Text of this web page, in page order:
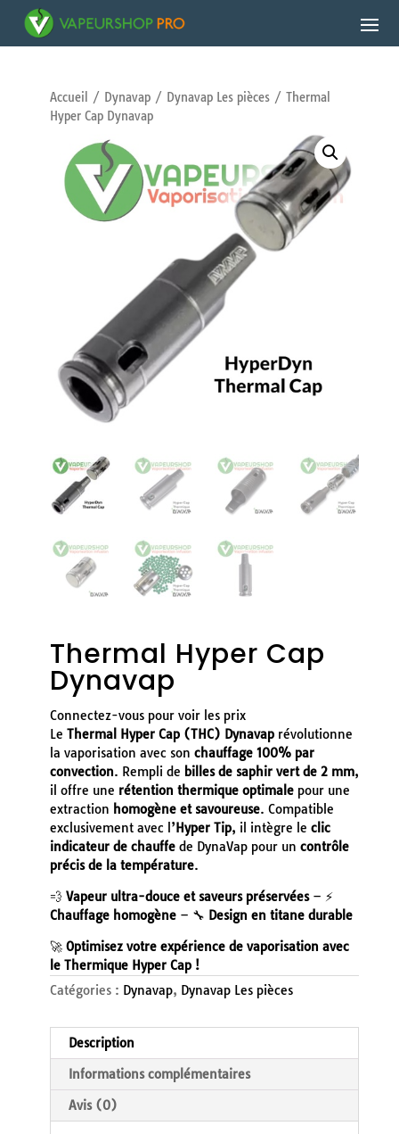
Accueil / Dynavap/ Dynavap Les pièces/ Thermal
Hyper Cap Dynavap
Thermal Hyper Cap
Dynavap
Connectez-vous pour voir les prix
Le Thermal Hyper Cap (THC) Dynavaprévolutionne
la vaporisation avec son chauffage 100% par
convection. Rempli de billes de saphir vert de 2 mm,
il offre une rétention thermique optimalepour une
extraction homogène et savoureuse. Compatible
exclusivement avec l’Hyper Tip, il intègre le clic
indicateur de chauffede DynaVap pour un contrôle
précis de la température.
💨 Vapeur ultra-douce et saveurs préservées– ⚡
Chauffage homogène– 🔧 Design en titane durable
🚀 Optimisez votre expérience de vaporisation avec
le Thermique Hyper Cap !
Catégories : Dynavap, Dynavap Les pièces
Description
Informations complémentaires
Avis (0)